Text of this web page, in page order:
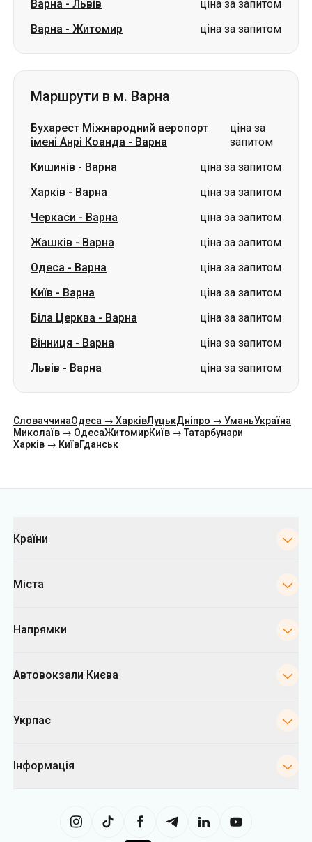
Варна - Львів
ціна за запитом
Варна - Житомир ціна за запитом
Маршрути в м. Варна
Бухарест Міжнародний аеропорт
імені Анрі Коанда - Варна
ціна за
запитом
Кишинів - Варна
ціна за запитом
Харків - Варна
ціна за запитом
Черкаси - Варна
ціна за запитом
Жашків - Варна
ціна за запитом
Одеса - Варна
ціна за запитом
Київ - Варна
ціна за запитом
Біла Церква - Варна
ціна за запитом
Вінниця - Варна
ціна за запитом
Львів - Варна ціна за запитом
СловаччинаОдеса → ХарківЛуцькДніпро → УманьУкраїна
Миколаїв → ОдесаЖитомирКиїв → Татарбунари
Харків → КиївГданськ
Країни
Міста
Напрямки
Автовокзали Києва
Укрпас
Інформація